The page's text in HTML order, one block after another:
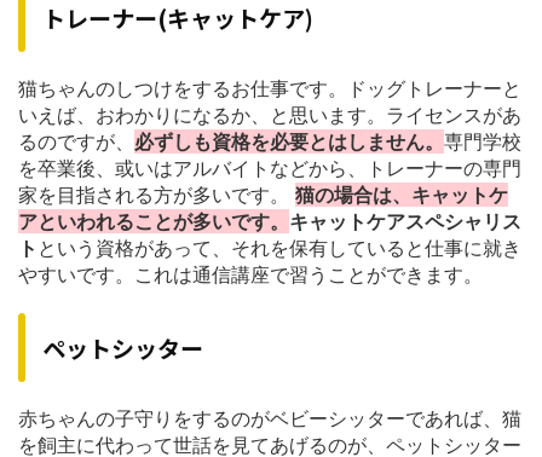
トレーナー(キャットケア)
猫ちゃんのしつけをするお仕事です。ドッグトレーナーと
いえば、おわかりになるか、と思います。ライセンスがあ
るのですが、 必ずしも資格を必要とはしません。 専門学校
を卒業後、或いはアルバイトなどから、トレーナーの専門
家を目指される方が多いです。 猫の場合は、キャットケ
アといわれることが多いです。 キャットケアスペシャリス
ト という資格があって、それを保有していると仕事に就き
やすいです。これは通信講座で習うことができます。
ペットシッター
赤ちゃんの子守りをするのがベビーシッターであれば、猫
を飼主に代わって世話を見てあげるのが、ペットシッター